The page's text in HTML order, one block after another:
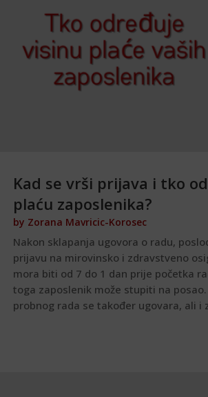
Kad se vrši prijava i tko
plaću zaposlenika?
by Zorana Mavricic-Korosec
Nakon sklapanja ugovora o radu,
prijavu na mirovinsko i zdravstveno
mora biti od 7 do 1 dan prije početka
toga zaposlenik može stupiti na
probnog rada se također ugovara, ali i